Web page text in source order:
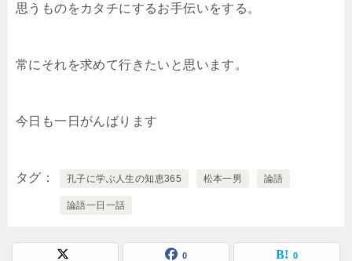
思うものをカタチにするお手伝いをする。
常にそれを求めて行きたいと思います。
今日も一日がんばります
タグ 孔子に学ぶ人生の知恵365 松本一男 論語
論語一日一話
0 0